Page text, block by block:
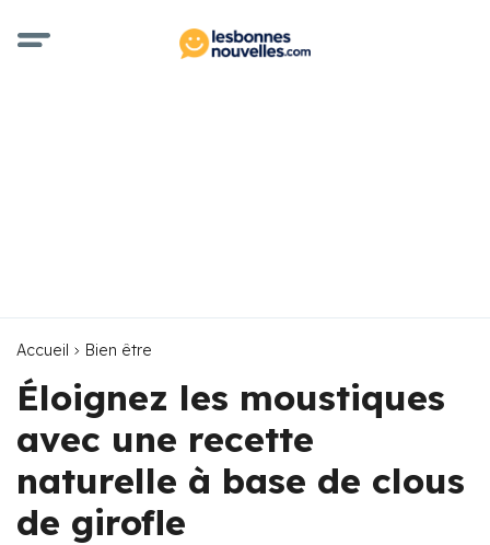
Accueil Bien être
Éloignez les moustiques
avec une recette
naturelle à base de clous
de girofle